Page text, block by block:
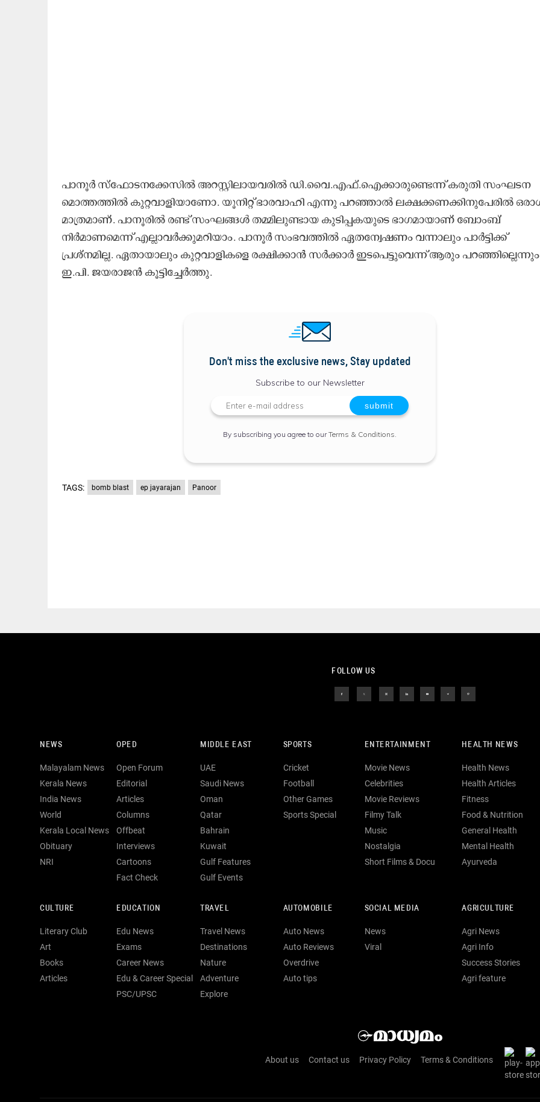
പാനൂർ സ്ഫോടനക്കേസിൽ അറസ്റ്റിലായവരിൽ ഡി.വൈ.എഫ്.ഐക്കാരുണ്ടെന്ന് കരുതി സംഘടന
മൊത്തത്തിൽ കുറ്റവാളിയാണോ. യൂനിറ്റ് ഭാരവാഹി എന്നു പറഞ്ഞാൽ ലക്ഷക്കണക്കിനുപേരിൽ
മാത്രമാണ്. പാനൂരിൽ രണ്ട് സംഘങ്ങൾ തമ്മിലുണ്ടായ കുടിപ്പകയുടെ ഭാഗമായാണ് ബോംബ്
നിർമാണമെന്ന് എല്ലാവർക്കുമറിയാം. പാനൂർ സംഭവത്തിൽ ഏതന്വേഷണം വന്നാലും പാർട്ടിക്ക്
പ്രശ്നമില്ല. ഏതായാലും കുറ്റവാളികളെ രക്ഷിക്കാൻ സർക്കാർ ഇട​പെട്ടുവെന്ന് ആരും പറഞ്ഞില്ലെന്നും
ഇ.പി. ജയരാജൻ കൂട്ടിച്ചേർത്തു.
Don't miss the exclusive news, Stay updated
Subscribe to our Newsletter
By subscribing you agree to ourTerms & Conditions
TAGS: bomb blast ep jayarajan Panoor
FOLLOW US
NEWS
Malayalam News
Kerala News
India News
World
Kerala Local News
Obituary
NRI
OPED
Open Forum
Editorial
Articles
Columns
Offbeat
Interviews
Cartoons
Fact Check
MIDDLE EAST
UAE
Saudi News
Oman
Qatar
Bahrain
Kuwait
Gulf Features
Gulf Events
SPORTS
Cricket
Football
Other Games
Sports Special
ENTERTAINMENT
Movie News
Celebrities
Movie Reviews
Filmy Talk
Music
Nostalgia
Short Films & Docu
HEALTH NEWS
Health News
Health Articles
Fitness
Food & Nutrition
General Health
Mental Health
Ayurveda
CULTURE
Literary Club
Art
Books
Articles
EDUCATION
Edu News
Exams
Career News
Edu & Career Special
PSC/UPSC
TRAVEL
Travel News
Destinations
Nature
Adventure
Explore
AUTOMOBILE
Auto News
Auto Reviews
Overdrive
Auto tips
SOCIAL MEDIA
News
Viral
AGRICULTURE
Agri News
Agri Info
Success Stories
Agri feature
About us Contact us Privacy Policy Terms & Conditions